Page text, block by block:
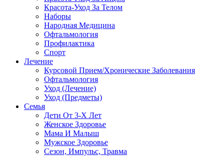
Красота-Уход За Телом
Наборы
Народная Медицина
Офтальмология
Профилактика
Спорт
Лечение
Курсовой Прием/Хронические Заболевания
Офтальмология
Уход (Лечение)
Уход (Предметы)
Семья
Дети От 3-Х Лет
Женское Здоровье
Мама И Малыш
Мужское Здоровье
Сезон, Импульс, Травма